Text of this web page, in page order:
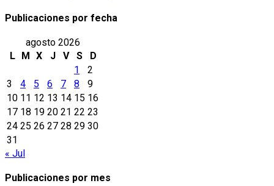
Publicaciones por fecha
agosto 2026
L
M X J V S
D
1
2
3
4 5 6 7 8
9
10 11 12 13 14 15 16
17 18 19 20 21 22 23
24 25 26 27 28 29 30
31
« Jul
Publicaciones por mes